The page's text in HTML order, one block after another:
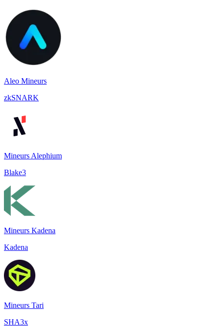
Aleo Mineurs
zkSNARK
Mineurs Alephium
Blake3
Mineurs Kadena
Kadena
Mineurs Tari
SHA3x